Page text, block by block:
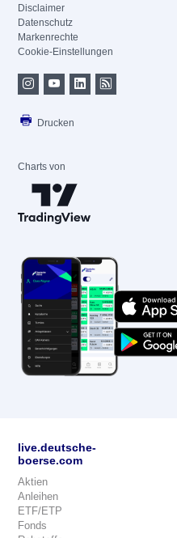
Disclaimer
Datenschutz
Markenrechte
Cookie-Einstellungen
Drucken
Charts von
live.deutsche-
boerse.com
Aktien
Anleihen
ETF/ETP
Fonds